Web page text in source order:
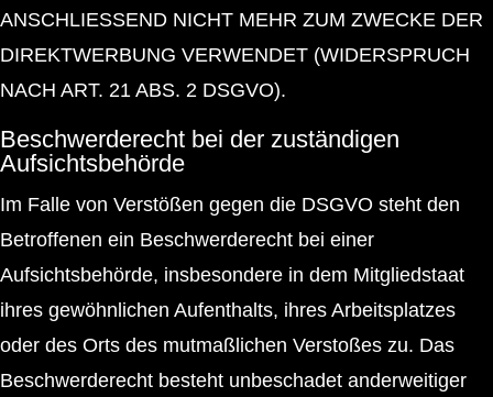
ANSCHLIESSEND NICHT MEHR ZUM ZWECKE DER
DIREKTWERBUNG VERWENDET (WIDERSPRUCH
NACH ART. 21 ABS. 2 DSGVO).
Beschwerderecht bei der zuständigen
Aufsichtsbehörde
Im Falle von Verstößen gegen die DSGVO steht den
Betroffenen ein Beschwerderecht bei einer
Aufsichtsbehörde, insbesondere in dem Mitgliedstaat
ihres gewöhnlichen Aufenthalts, ihres Arbeitsplatzes
oder des Orts des mutmaßlichen Verstoßes zu. Das
Beschwerderecht besteht unbeschadet anderweitiger